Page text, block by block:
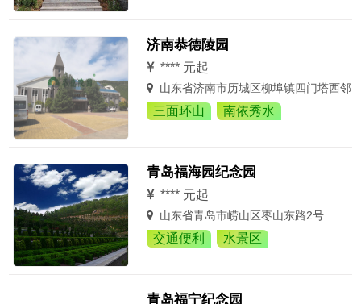
济南恭德陵园
**** 元起
山东省济南市历城区柳埠镇四门塔西邻
三面环山 南依秀水
青岛福海园纪念园
**** 元起
山东省青岛市崂山区枣山东路2号
交通便利 水景区
青岛福宁纪念园